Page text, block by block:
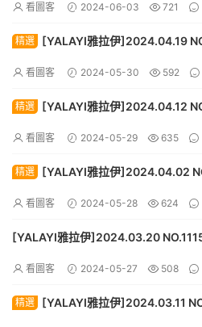
看圖客 2024-06-03 721
精選
[YALAYI雅拉伊]2024.04.19
看圖客 2024-05-30 592
精選 [YALAYI雅拉伊]2024.04.12
看圖客 2024-05-29 635
精選 [YALAYI雅拉伊]2024.04.02
看圖客 2024-05-28 624
[YALAYI雅拉伊]2024.03.20
看圖客 2024-05-27 508
精選 [YALAYI雅拉伊]2024.03.11